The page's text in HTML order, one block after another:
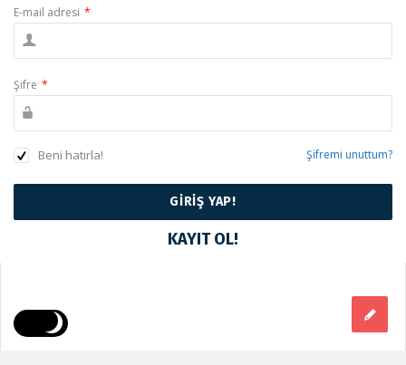
E-mail adresi *
Şifre *
Beni hatırla! Şifremi unuttum?
KAYIT OL!